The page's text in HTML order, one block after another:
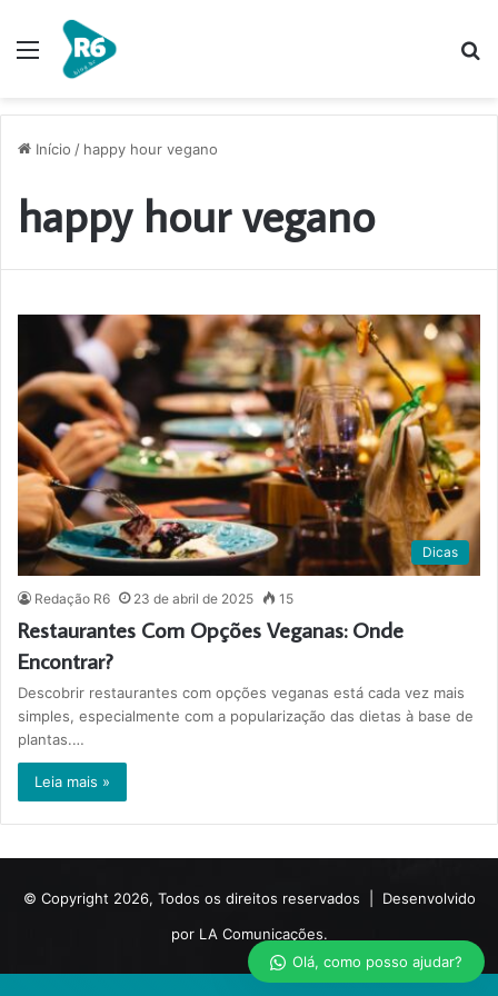
Menu
Início / happy hour vegano
happy hour vegano
Dicas
Redação R6 23 de abril de 2025 15
Restaurantes Com Opções Veganas: Onde
Encontrar?
Descobrir restaurantes com opções veganas está cada vez mais
simples, especialmente com a popularização das dietas à base de
plantas.…
Leia mais »
© Copyright 2026, Todos os direitos reservados | Desenvolvido
por LA Comunicações.
Olá, como posso ajudar?